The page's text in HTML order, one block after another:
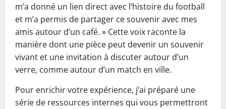
m’a donné un lien direct avec l’histoire du football
et m’a permis de partager ce souvenir avec mes
amis autour d’un café. » Cette voix raconte la
manière dont une pièce peut devenir un souvenir
vivant et une invitation à discuter autour d’un
verre, comme autour d’un match en ville.
Pour enrichir votre expérience, j’ai préparé une
série de ressources internes qui vous permettront